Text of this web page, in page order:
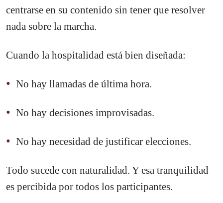
centrarse en su contenido sin tener que resolver
nada sobre la marcha.
Cuando la hospitalidad está bien diseñada:
No hay llamadas de última hora.
No hay decisiones improvisadas.
No hay necesidad de justificar elecciones.
Todo sucede con naturalidad. Y esa tranquilidad
es percibida por todos los participantes.